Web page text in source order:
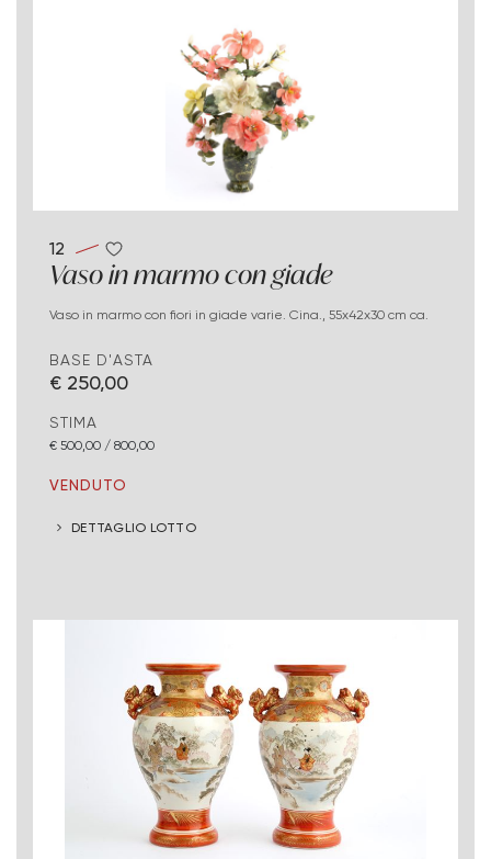
12
Vaso in marmo con giade
Vaso in marmo con fiori in giade varie. Cina., 55x42x30 cm ca.
BASE D'ASTA
€ 250,00
STIMA
€ 500,00 / 800,00
VENDUTO
DETTAGLIO LOTTO